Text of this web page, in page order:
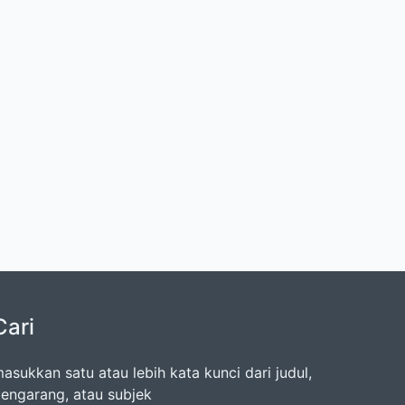
satu atau lebih kata kunci dari judul,
atau subjek